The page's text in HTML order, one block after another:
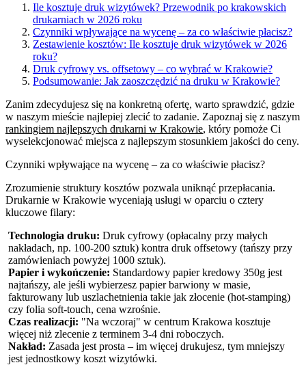
Ile kosztuje druk wizytówek? Przewodnik po krakowskich
drukarniach w 2026 roku
Czynniki wpływające na wycenę – za co właściwie płacisz?
Zestawienie kosztów: Ile kosztuje druk wizytówek w 2026
roku?
Druk cyfrowy vs. offsetowy – co wybrać w Krakowie?
Podsumowanie: Jak zaoszczędzić na druku w Krakowie?
Zanim zdecydujesz się na konkretną ofertę, warto sprawdzić, gdzie
w naszym mieście najlepiej zlecić to zadanie. Zapoznaj się z naszym
rankingiem najlepszych drukarni w Krakowie, który pomoże Ci
wyselekcjonować miejsca z najlepszym stosunkiem jakości do ceny.
Czynniki wpływające na wycenę – za co właściwie płacisz?
Zrozumienie struktury kosztów pozwala uniknąć przepłacania.
Drukarnie w Krakowie wyceniają usługi w oparciu o cztery
kluczowe filary:
Technologia druku: Druk cyfrowy (opłacalny przy małych
nakładach, np. 100-200 sztuk) kontra druk offsetowy (tańszy przy
zamówieniach powyżej 1000 sztuk).
Papier i wykończenie: Standardowy papier kredowy 350g jest
najtańszy, ale jeśli wybierzesz papier barwiony w masie,
fakturowany lub uszlachetnienia takie jak złocenie (hot-stamping)
czy folia soft-touch, cena wzrośnie.
Czas realizacji: "Na wczoraj" w centrum Krakowa kosztuje
więcej niż zlecenie z terminem 3-4 dni roboczych.
Nakład: Zasada jest prosta – im więcej drukujesz, tym mniejszy
jest jednostkowy koszt wizytówki.